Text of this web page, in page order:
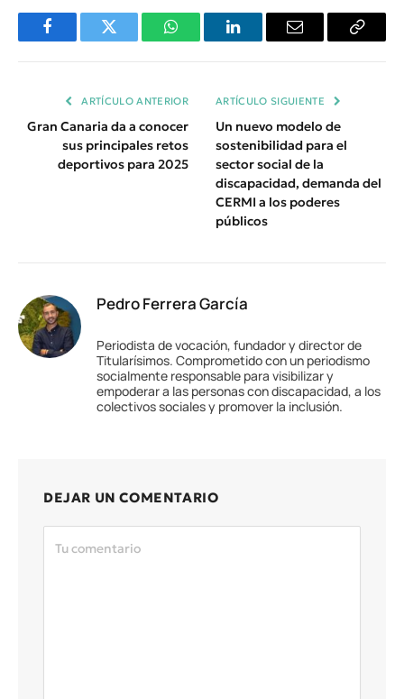
FacebookTwitter WhatsAppLinkedInEmail
Copiar
ARTÍCULO ANTERIOR
Gran Canaria da a conocer
sus principales retos
deportivos para 2025
ARTÍCULO SIGUIENTE
Un nuevo modelo de
sostenibilidad para el
sector social de la
discapacidad, demanda del
CERMI a los poderes
públicos
Pedro Ferrera García
Periodista de vocación, fundador y director de
Titularísimos. Comprometido con un periodismo
socialmente responsable para visibilizar y
empoderar a las personas con discapacidad, a los
colectivos sociales y promover la inclusión.
DEJAR UN COMENTARIO